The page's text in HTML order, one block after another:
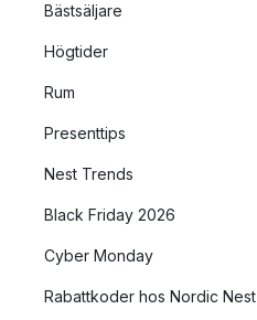
Bästsäljare
Högtider
Rum
Presenttips
Nest Trends
Black Friday 2026
Cyber Monday
Rabattkoder hos Nordic Nest